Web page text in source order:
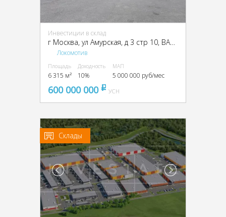
Инвестиции в склад
Локомотив
Площадь
6 315 м²
Доходность
10%
МАП
5 000 000 руб/мес
600 000 000 pуб
УСН
Склады